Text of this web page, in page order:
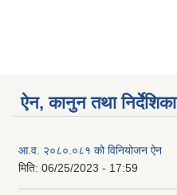
ऐन, कानुन तथा निर्देशिका
आ.व. २०८०.०८१ को विनियोजन ऐन
मिति: 06/25/2023 - 17:59